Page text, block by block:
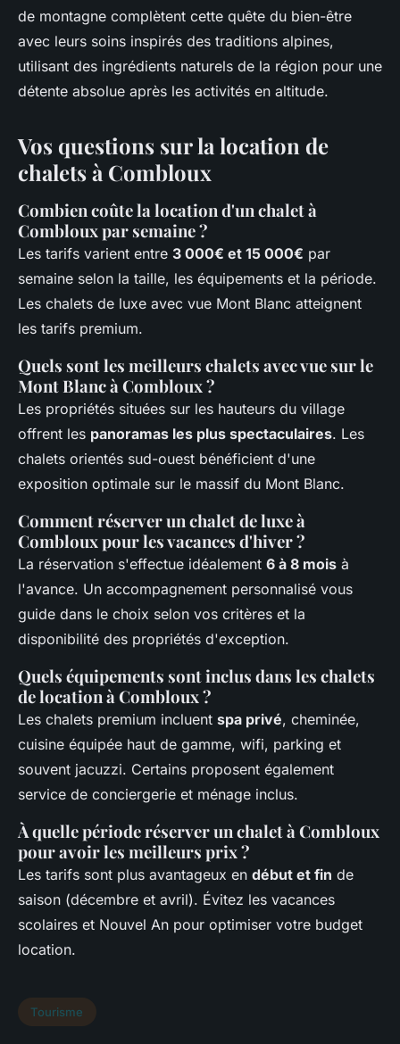
de montagne complètent cette quête du bien-être
avec leurs soins inspirés des traditions alpines,
utilisant des ingrédients naturels de la région pour une
détente absolue après les activités en altitude.
Vos questions sur la location de
chalets à Combloux
Combien coûte la location d'un chalet à
Combloux par semaine ?
Les tarifs varient entre 3 000€ et 15 000€ par
semaine selon la taille, les équipements et la période.
Les chalets de luxe avec vue Mont Blanc atteignent
les tarifs premium.
Quels sont les meilleurs chalets avec vue sur le
Mont Blanc à Combloux ?
Les propriétés situées sur les hauteurs du village
offrent les panoramas les plus spectaculaires. Les
chalets orientés sud-ouest bénéficient d'une
exposition optimale sur le massif du Mont Blanc.
Comment réserver un chalet de luxe à
Combloux pour les vacances d'hiver ?
La réservation s'effectue idéalement 6 à 8 mois à
l'avance. Un accompagnement personnalisé vous
guide dans le choix selon vos critères et la
disponibilité des propriétés d'exception.
Quels équipements sont inclus dans les chalets
de location à Combloux ?
Les chalets premium incluent spa privé, cheminée,
cuisine équipée haut de gamme, wifi, parking et
souvent jacuzzi. Certains proposent également
service de conciergerie et ménage inclus.
À quelle période réserver un chalet à Combloux
pour avoir les meilleurs prix ?
Les tarifs sont plus avantageux en début et fin de
saison (décembre et avril). Évitez les vacances
scolaires et Nouvel An pour optimiser votre budget
location.
Tourisme